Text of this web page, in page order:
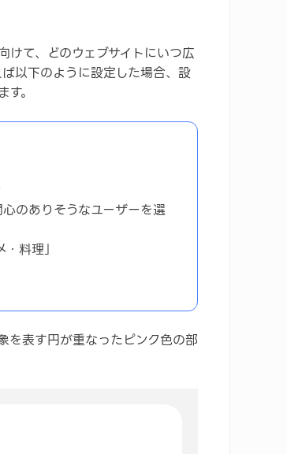
けて、どのウェブサイトにいつ広
以下のように設定した場合、設
。
のありそうなユーザーを選
料理」
を表す円が重なったピンク色の部